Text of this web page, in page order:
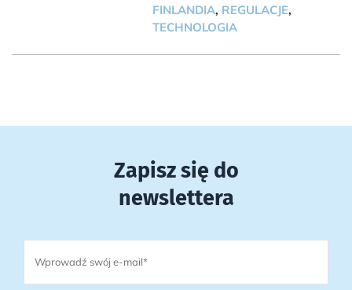
FINLANDIA, REGULACJE,
TECHNOLOGIA
Zapisz się do
newslettera